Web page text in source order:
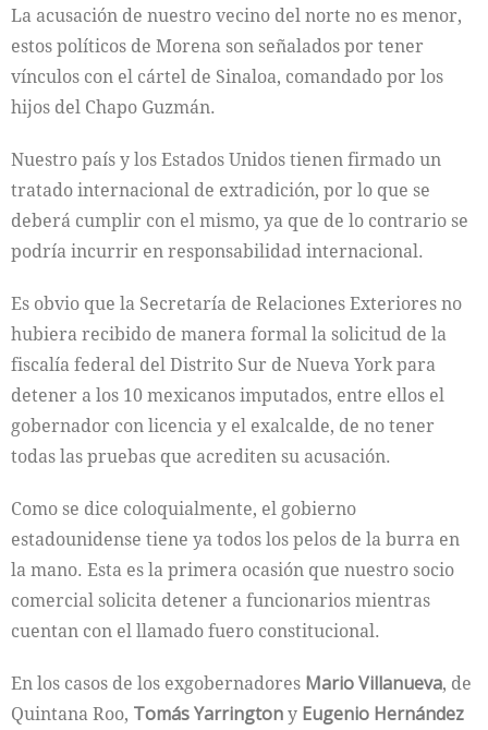
La acusación de nuestro vecino del norte no es menor,
estos políticos de Morena son señalados por tener
vínculos con el cártel de Sinaloa, comandado por los
hijos del Chapo Guzmán.
Nuestro país y los Estados Unidos tienen firmado un
tratado internacional de extradición, por lo que se
deberá cumplir con el mismo, ya que de lo contrario se
podría incurrir en responsabilidad internacional.
Es obvio que la Secretaría de Relaciones Exteriores no
hubiera recibido de manera formal la solicitud de la
fiscalía federal del Distrito Sur de Nueva York para
detener a los 10 mexicanos imputados, entre ellos el
gobernador con licencia y el exalcalde, de no tener
todas las pruebas que acrediten su acusación.
Como se dice coloquialmente, el gobierno
estadounidense tiene ya todos los pelos de la burra en
la mano. Esta es la primera ocasión que nuestro socio
comercial solicita detener a funcionarios mientras
cuentan con el llamado fuero constitucional.
En los casos de los exgobernadores Mario Villanueva, de
Quintana Roo, Tomás Yarringtony Eugenio Hernández